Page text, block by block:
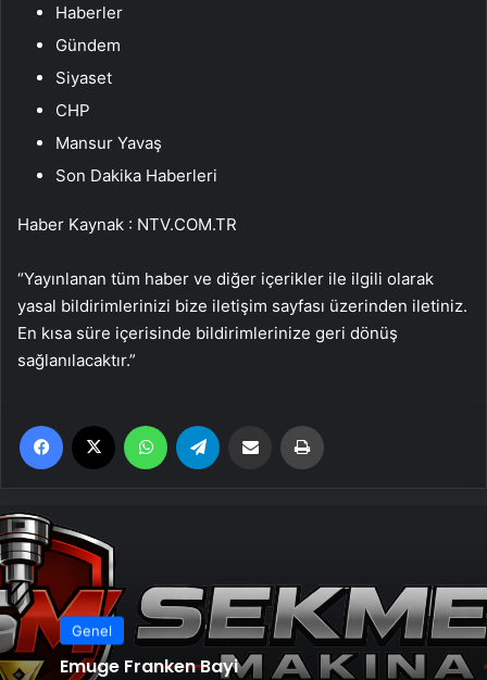
Haberler
Gündem
Siyaset
CHP
Mansur Yavaş
Son Dakika Haberleri
Haber Kaynak : NTV.COM.TR
“Yayınlanan tüm haber ve diğer içerikler ile ilgili olarak
yasal bildirimlerinizi bize iletişim sayfası üzerinden iletiniz.
En kısa süre içerisinde bildirimlerinize geri dönüş
sağlanılacaktır.”
Facebook WhatsApp Email'den paylaş
Genel
Emuge Franken Bayi